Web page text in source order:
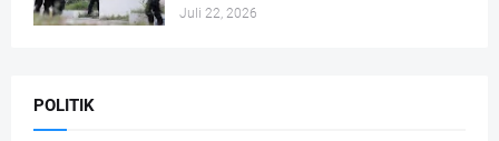
Juli 22, 2026
POLITIK